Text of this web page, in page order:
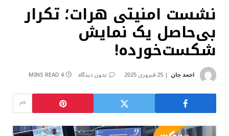
نشست امنیتی هرات؛ تکرار
بی‌حاصل یک نمایش
شکست‌خورده!
احمد جان 25 فبروری 2025 بدون دیدگاه 4 MINS READ